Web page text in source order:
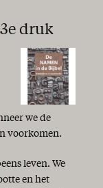
druk
we de
voorkomen.
leven. We
en het